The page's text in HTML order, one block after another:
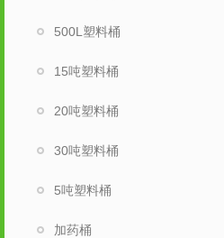
500L塑料桶
15吨塑料桶
20吨塑料桶
30吨塑料桶
5吨塑料桶
加药桶